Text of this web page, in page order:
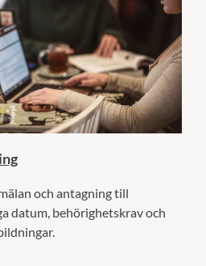
och antagning till
datum, behörighetskrav och